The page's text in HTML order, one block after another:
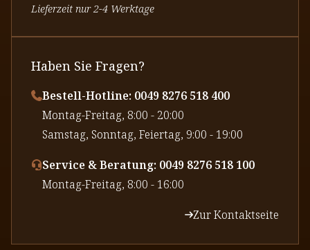
Lieferzeit nur 2-4 Werktage
Haben Sie Fragen?
Bestell-Hotline: 0049 8276 518 400
⁠Montag-Freitag, 8:00 - 20:00
⁠Samstag, Sonntag, Feiertag, 9:00 - 19:00
Service & Beratung: 0049 8276 518 100
⁠Montag-Freitag, 8:00 - 16:00
Zur Kontaktseite